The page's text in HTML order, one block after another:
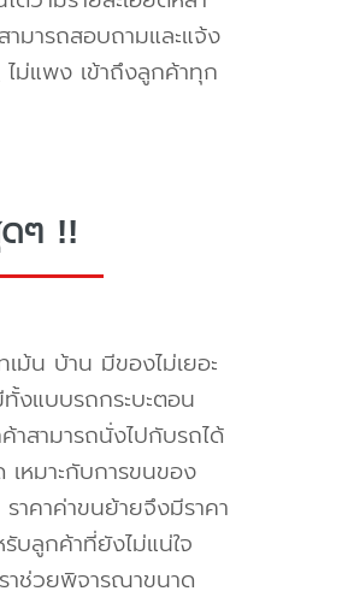
มารถสอบถามและแจ้ง
ไม่แพง เข้าถึงลูกค้าทุก
ๆ !!
น บ้าน มีของไม่เยอะ
ทั้งแบบรถกระบะตอน
าสามารถนั่งไปกับรถได้
หมาะกับการขนของ
คาค่าขนย้ายจึงมีราคา
ลูกค้าที่ยังไม่แน่ใจ
าช่วยพิจารณาขนาด